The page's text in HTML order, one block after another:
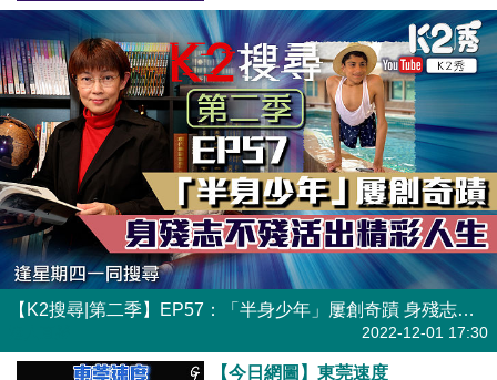
【K2搜尋|第二季】EP57：「半身少年」屢創奇蹟 身殘志不殘活出精彩人生
2022-12-01 17:30
【今日網圖】東莞速度